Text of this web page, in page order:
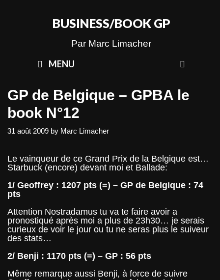
BUSINESS/BOOK GP
Par Marc Limacher
MENU
GP de Belgique – GPBA le
book N°12
31 août 2009 by Marc Limacher
Le vainqueur de ce Grand Prix de la Belgique est…
Starbuck (encore) devant moi et Ballade:
1/ Geoffrey : 1207 pts (=) – GP de Belgique : 74
pts
Attention Nostradamus tu va te faire avoir a
pronostiqué après moi a plus de 23h30… je serais
curieux de voir le jour ou tu ne seras plus le suiveur
des stats…
2/ Benji : 1170 pts (=) – GP : 56 pts
Même remarque aussi Benji, à force de suivre